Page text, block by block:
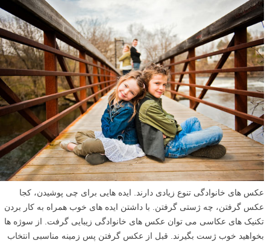
عکس های خانوادگی تنوع زیادی دارند. ایده هایی برای چی پوشیدن، کجا
عکس گرفتن، چه ژستی گرفتن. با داشتن ایده های خوب همراه به کار بردن
تکنیک های عکاسی می توان عکس های خانوادگی زیبایی گرفت. از سوژه ها
بخواهید خوب ژست بگیرند. قبل از عکس گرفتن پس زمینه مناسبی انتخاب